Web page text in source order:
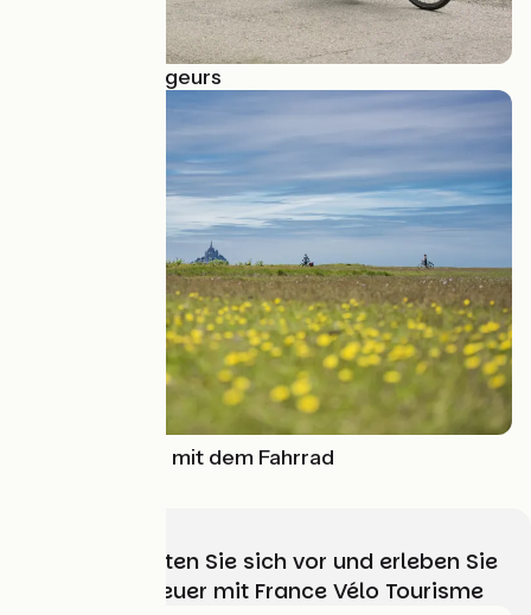
Récits de voyageurs
Die Normandie mit dem Fahrrad
Wählen, bereiten Sie sich vor und erleben Sie
Ihr Radabenteuer mit France Vélo Tourisme